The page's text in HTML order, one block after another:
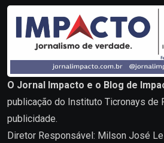
O Jornal Impacto e o Blog de
publicação do Instituto Ticronays de
publicidade.
Diretor Responsável: Milson José